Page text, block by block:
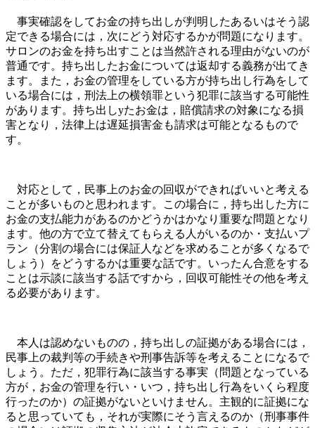
事実確認をしてお金の持ち出しが判明したあるいはそう認
定できる場合には，次にどう対応するかが問題になります。
サロンのお金を持ち出すことは当然許される理由がないのが
普通です。持ち出したお金については返却する義務が出てき
ます。また，お金の管理をしている方が持ち出し行為をして
いる場合には，刑法上の横領罪という犯罪に該当する可能性
があります。持ち出しyたお金は，賠償請求の対象になる損
害となり，法律上は遅延損害金も請求は可能となるもので
す。
対応として，民事上のお金の回収ができればいいと考える
ことが多いものと思われます。この場合に，持ち出した方に
お金の支払能力があるのかどうかはかなり重要な問題となり
ます。他の方で立て替えてもらえる人がいるのか・支払いプ
ラン（分割の場合には保証人などを求めることが多くなるで
しょう）をどうするかは重要な話です。いったん合意をする
ことは示談に該当する話ですから，回収可能性その他を考え
る必要があります。
本人は認めないものの，持ち出しの証拠がある場合には，
民事上の裁判等の手続きや刑事告訴等を考えることになるで
しょう。ただ，犯罪行為に該当する事実（問題となっている
方が，お金の管理を行い・いつ，持ち出し行為をいくら程度
行ったのか）の証拠がないといけません。主観的に証拠にな
ると思っていても，それが実際にそう言えるのか（刑事事件